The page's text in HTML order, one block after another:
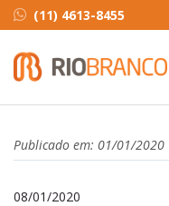
(11) 4613-8455
Publicado em: 01/01/2020
08/01/2020